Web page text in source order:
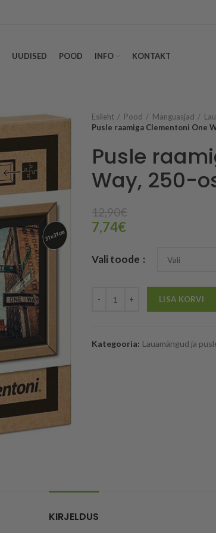
UUDISED POOD INFO KONTAKT
Esileht Pood Mänguasjad
Pusle raamiga Clementoni One
Pusle
Way, 250-
12,90€
7,74€
Vali toode
LISA KORVI
Kategooria: Lauamängud ja
KIRJELDUS